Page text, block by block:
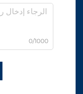
0/1000